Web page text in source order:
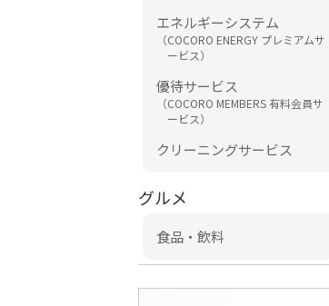
エネルギーシステム
（COCORO ENERGY プレミアムサ
ービス）
優待サービス
（COCORO MEMBERS 有料会員サ
ービス）
クリーニングサービス
グルメ
食品・飲料